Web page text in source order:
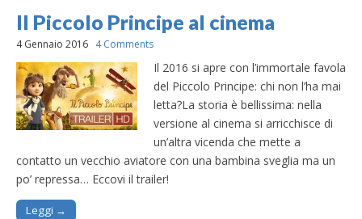
Il Piccolo Principe al cinema
4 Gennaio 2016 4 Comments
Il 2016 si apre con l’immortale favola
del Piccolo Principe: chi non l’ha mai
letta?La storia è bellissima: nella
versione al cinema si arricchisce di
un’altra vicenda che mette a
contatto un vecchio aviatore con una bambina sveglia ma un
po’ repressa… Eccovi il trailer!
Leggi →